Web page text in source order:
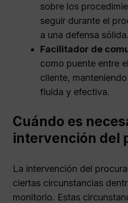
sobre los
seguir durante el
a una defensa sólida.
Facilitador de
como puente entre
cliente,
fluida y efectiva.
Cuándo es
intervención del
La intervención del
ciertas circunstancias
monitorio. Estas